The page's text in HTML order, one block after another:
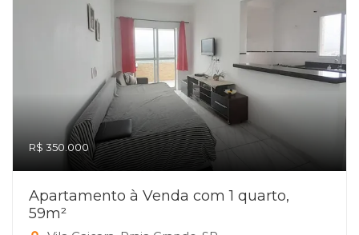
R$ 350.000
Apartamento à Venda com 1 quarto,
59m²